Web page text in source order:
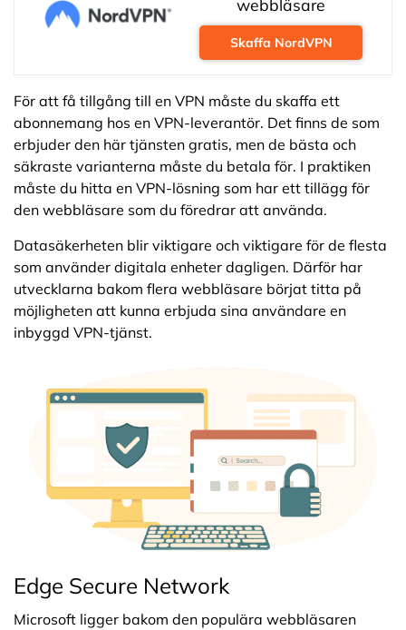
webbläsare
Skaffa NordVPN
För att få tillgång till en VPN måste du skaffa ett
abonnemang hos en VPN-leverantör. Det finns de som
erbjuder den här tjänsten gratis, men de bästa och
säkraste varianterna måste du betala för. I praktiken
måste du hitta en VPN-lösning som har ett tillägg för
den webbläsare som du föredrar att använda.
Datasäkerheten blir viktigare och viktigare för de flesta
som använder digitala enheter dagligen. Därför har
utvecklarna bakom flera webbläsare börjat titta på
möjligheten att kunna erbjuda sina användare en
inbyggd VPN-tjänst.
Edge Secure Network
Microsoft ligger bakom den populära webbläsaren